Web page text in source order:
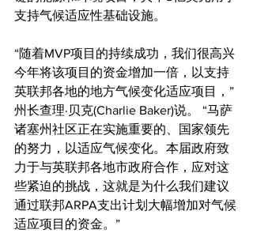
支持气候适应性基础设施。
“随着MVP项目的持续成功，我们很高兴
今年将该项目的资金增加一倍，以支持
英联邦各地的地方气候变化适应项目，”
州长查理·贝克(Charlie Baker)说。 “马萨
诸塞州社区正在实施重要的、国家领先
的努力，以适应气候变化。本届政府致
力于与英联邦各地市政府合作，应对这
些紧迫的挑战，这就是为什么我们建议
通过联邦ARPA支出计划大幅增加对气候
适应项目的资金。”